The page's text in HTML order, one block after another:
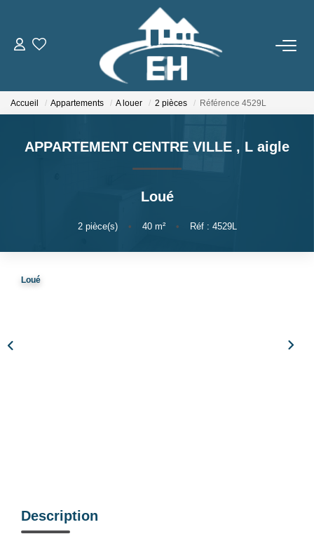
ACHETER
LOUER
Nos Biens
Gestion Locative
ESTIMER
Accueil Appartements A louer 2 pièces Référence 4529L
APPARTEMENT CENTRE VILLE , L aigle
Loué
2pièce(s) • 40m² • Réf : 4529L
Loué
Description